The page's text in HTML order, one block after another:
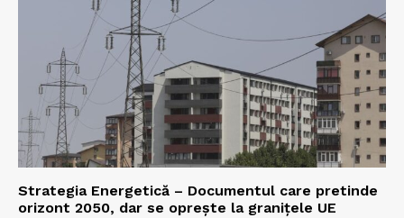
Strategia Energetică – Documentul care pretinde
orizont 2050, dar se oprește la granițele UE